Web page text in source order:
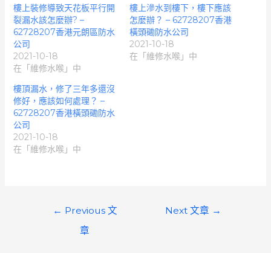
樓上裝修導致天花板平行開
裂漏水該怎麼辦? –
62728207香港元朗區防水
公司
2021-10-18
在「維修水喉」中
樓上滲水到樓下，樓下應該
怎麼辦？ – 62728207香港
橫頭磡防水公司
2021-10-18
在「維修水喉」中
樓頂漏水，修了三年多還沒
修好，應該如何處理？ –
62728207香港橫頭磡防水
公司
2021-10-18
在「維修水喉」中
← Previous 文
章
Next 文章 →